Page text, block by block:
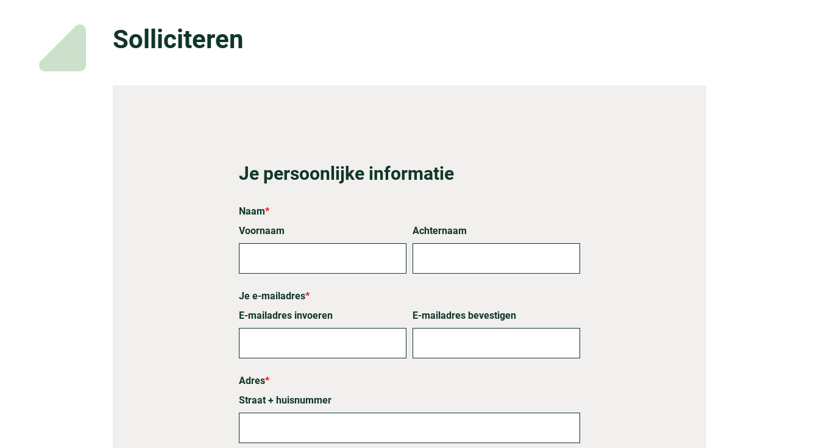
Solliciteren
Je persoonlijke informatie
Naam*
Voornaam
Achternaam
Je e-mailadres*
E-mailadres invoeren
E-mailadres bevestigen
Adres*
Straat + huisnummer